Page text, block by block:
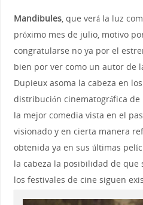
Mandibules, que verá la luz
próximo mes de julio, motivo
congratularse no ya por el
bien por ver como un autor de
Dupieux asoma la cabeza en
distribución cinematográfica
la mejor comedia vista en el
visionado y en cierta manera
obtenida ya en sus últimas
la cabeza la posibilidad de que
los festivales de cine siguen